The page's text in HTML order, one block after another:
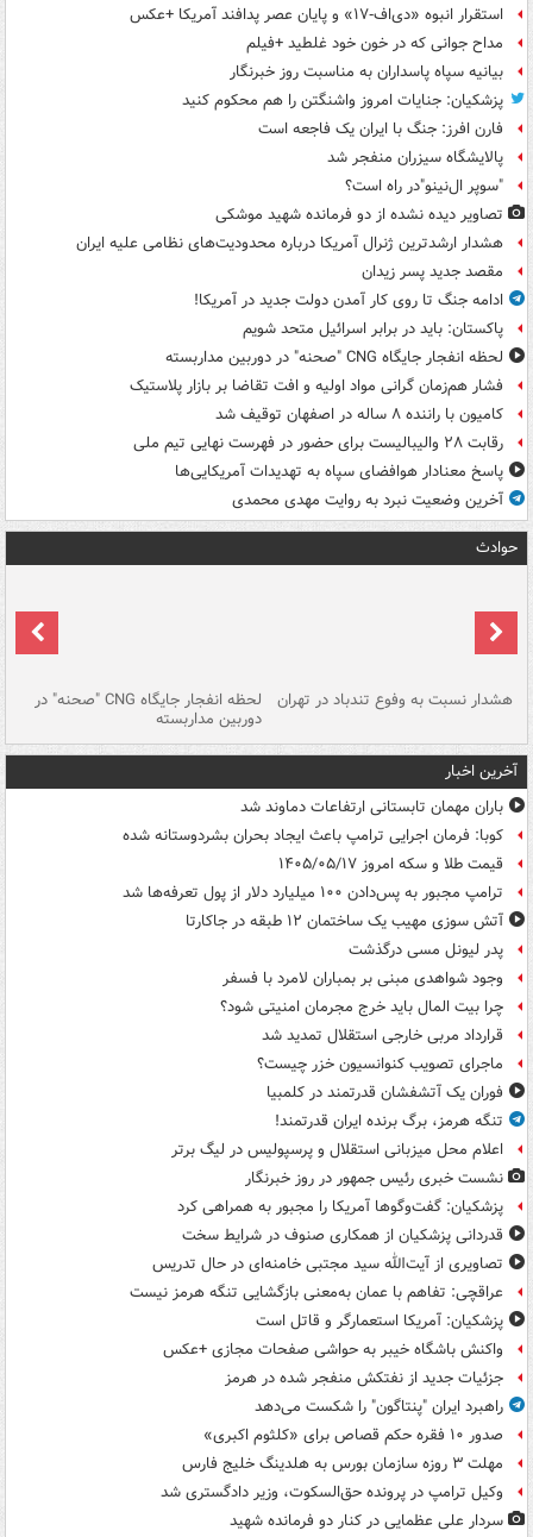
استقرار انبوه «دی‌اف‑۱۷» و پایان عصر پدافند آمریکا +عکس
مداح جوانی که در خون خود غلطید +فیلم
بیانیه سپاه پاسداران به مناسبت روز خبرنگار
پزشکیان: جنایات امروز واشنگتن را هم محکوم کنید
فارن افرز: جنگ با ایران یک فاجعه است
پالایشگاه سیزران منفجر شد
"سوپر ال‌نینو"در راه است؟
تصاویر دیده‌ نشده از دو فرمانده شهید موشکی
هشدار ارشدترین ژنرال آمریکا درباره محدودیت‌های نظامی علیه ایران
مقصد جدید پسر زیدان
ادامه جنگ تا روی کار آمدن دولت جدید در آمریکا!
پاکستان: باید در برابر اسرائیل متحد شویم
لحظه انفجار جایگاه CNG "صحنه" در دوربین مداربسته
فشار هم‌زمان گرانی مواد اولیه و افت تقاضا بر بازار پلاستیک
کامیون با راننده ۸ ساله در اصفهان توقیف شد
رقابت ۲۸ والیبالیست برای حضور در فهرست نهایی تیم ملی
پاسخ معنادار هوافضای سپاه به تهدیدات آمریکایی‌ها
آخرین وضعیت نبرد به روایت مهدی محمدی
حوادث
هشدار نسبت به وفوع تندباد در تهران لحظه انفجار جایگاه CNG "صحنه" در
دوربین مداربسته
آخرین اخبار
باران مهمان تابستانی ارتفاعات دماوند شد
کوبا: فرمان اجرایی ترامپ باعث ایجاد بحران بشردوستانه شده
قیمت طلا و سکه امروز ۱۴۰۵/۰۵/۱۷
ترامپ مجبور به پس‌دادن ۱۰۰ میلیارد دلار از پول تعرفه‌ها شد
آتش سوزی مهیب یک ساختمان ۱۲ طبقه در جاکارتا
پدر لیونل مسی درگذشت
وجود شواهدی مبنی بر بمباران لامرد با فسفر
چرا بیت المال باید خرج مجرمان امنیتی شود؟
قرارداد مربی خارجی استقلال تمدید شد
ماجرای تصویب کنوانسیون خزر چیست؟
فوران یک آتشفشان قدرتمند در کلمبیا
تنگه هرمز، برگ برنده ایران قدرتمند!
اعلام محل میزبانی استقلال و پرسپولیس در لیگ برتر
نشست خبری رئیس جمهور در روز خبرنگار
پزشکیان: گفت‌وگوها آمریکا را مجبور به همراهی کرد
قدردانی پزشکیان از همکاری صنوف در شرایط سخت
تصاویری از آیت‌الله سید مجتبی خامنه‌ای در حال تدریس
عراقچی: تفاهم با عمان به‌معنی بازگشایی تنگه هرمز نیست
پزشکیان: آمریکا استعمارگر و قاتل است
واکنش باشگاه خیبر به حواشی صفحات مجازی +عکس
جزئیات جدید از نفتکش منفجر شده در هرمز
راهبرد ایران "پنتاگون" را شکست می‌دهد
صدور ۱۰ فقره حکم قصاص برای «کلثوم اکبری»
مهلت ۳ روزه سازمان بورس به هلدینگ خلیج فارس
وکیل ترامپ در پرونده حق‌السکوت، وزیر دادگستری شد
سردار علی عظمایی در کنار دو فرمانده شهید